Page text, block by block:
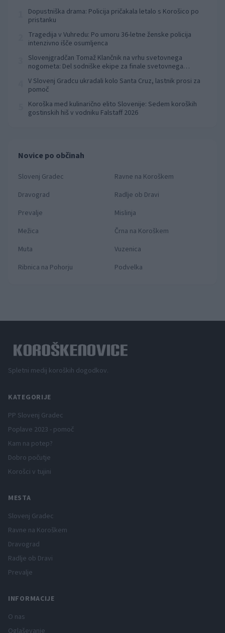
Dopustniška drama: Policija pričakala letalo s Korošico po
pristanku
Tragedija v Vuhredu: Po umoru 36-letne ženske policija
intenzivno išče osumljenca
Slovenjgradčan Tomaž Klančnik na vrhu svetovnega
nogometa: Del sodniške ekipe za finale svetovnega
V Slovenj Gradcu ukradali kolo Santa Cruz, lastnik prosi za
pomoč
Koroška med kulinarično elito Slovenije: Sedem koroških
gostinskih hiš v vodniku Falstaff 2026
Novice po občinah
Slovenj Gradec
Ravne na Koroškem
Dravograd
Radlje ob Dravi
Prevalje
Mislinja
Mežica
Črna na Koroškem
Muta
Vuzenica
Ribnica na Pohorju
Podvelka
Spletni medij koroških dogodkov.
KATEGORIJE
PP Slovenj Gradec
Poplave 2023 - pomoč
Kam na potep?
Dobro počutje
Korošci v tujini
MESTA
Slovenj Gradec
Ravne na Koroškem
Dravograd
Radlje ob Dravi
Prevalje
INFORMACIJE
O nas